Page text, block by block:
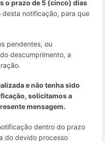
o prazo de 5 (cinco) dias
notificação, para que
pendentes, ou
descumprimento, a
e não tenha sido
solicitamos a
mensagem.
dentro do prazo
do devido processo